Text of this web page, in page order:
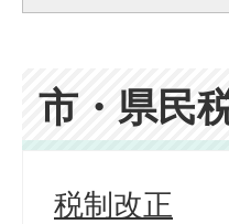
市・県民
税制改正